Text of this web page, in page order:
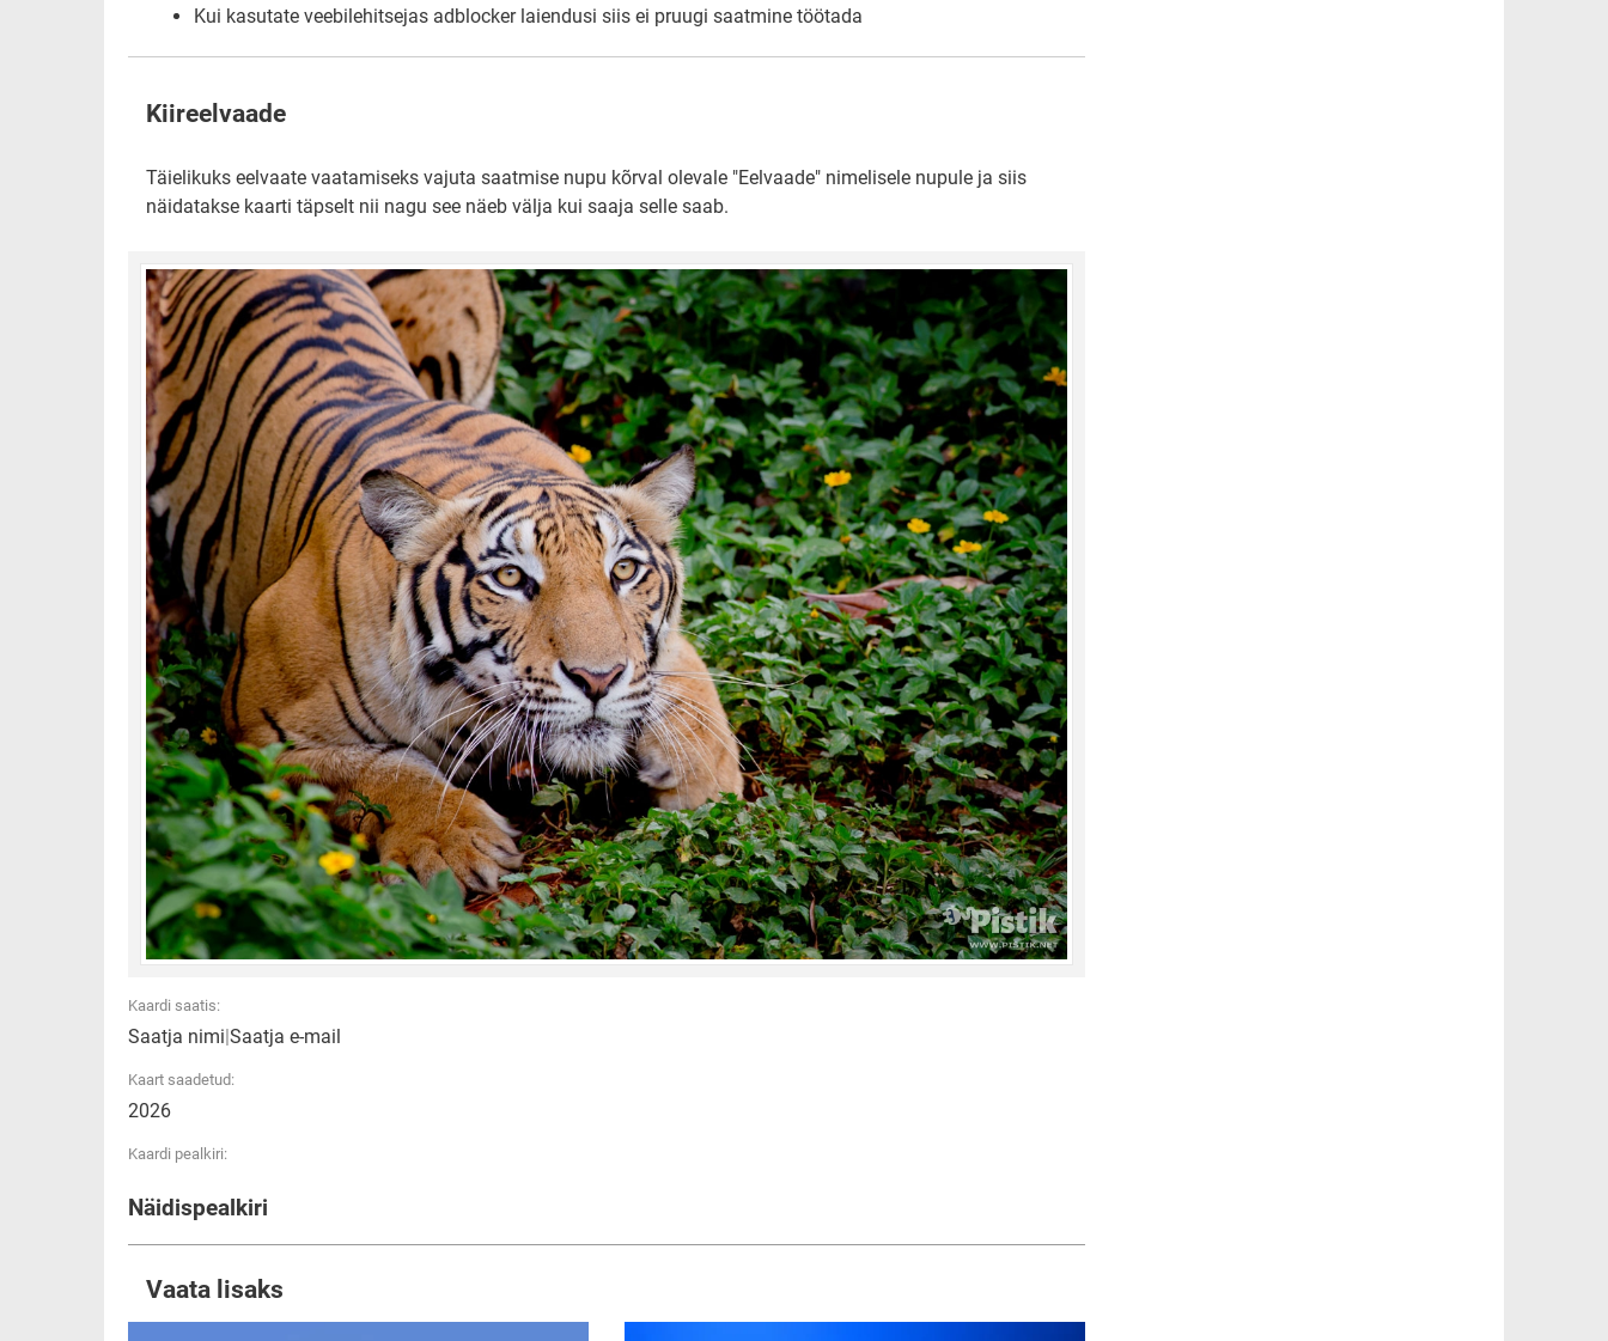
Kui kasutate veebilehitsejas adblocker laiendusi siis ei pruugi saatmine töötada
Kiireelvaade
Täielikuks eelvaate vaatamiseks vajuta saatmise nupu kõrval olevale "Eelvaade" nimelisele nupule ja siis
näidatakse kaarti täpselt nii nagu see näeb välja kui saaja selle saab.
Kaardi saatis:
Saatja nimi|Saatja e-mail
Kaart saadetud:
2026
Kaardi pealkiri:
Näidispealkiri
Vaata lisaks